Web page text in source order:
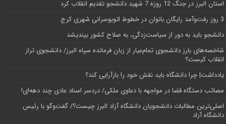
استان البرز در جنگ 12 روزه 7 شهید دانشجو تقدیم انقلاب کرد
3 روز رفت‌وآمد رایگان بانوان در خطوط اتوبوسرانی شهری کرج
دانشجو باید به دور از سیاست‌زدگی، به صلاح کشور بیندیشد
شاخصه‌های بارز دانشجوی تمام‌عیار از زبان فرمانده سپاه البرز/ دانشجوی تراز
انقلاب کیست؟
یادداشت| چرا دانشگاه باید نقش خود را بازآرایی کند؟
مصائب دستگاه قضا در مواجهه با دعاوی ملکی/ دردسر اسناد عادی چند‌ دهه‌ای!
اصلی‌ترین مطالبات دانشجویان دانشگاه آزاد البرز چیست؟/ گفت‌وگو با رئیس
دانشگاه آز‌اد